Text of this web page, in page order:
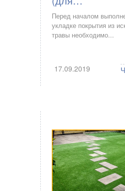
Перед началом
укладке покрытия из
травы необходимо...
17.09.2019